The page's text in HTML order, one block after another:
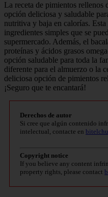
La receta de pimientos rellenos
opción deliciosa y saludable
nutritiva y baja en calorías.
ingredientes simples que se
supermercado. Además, el
proteínas y ácidos grasos
opción saludable para toda la
diferente para el almuerzo o la
deliciosa opción de pimientos
¡Seguro que te encantará!
Derechos de autor
Si cree que algún contenido
intelectual, contacte en
Copyright notice
If you believe any content
property rights, please contact